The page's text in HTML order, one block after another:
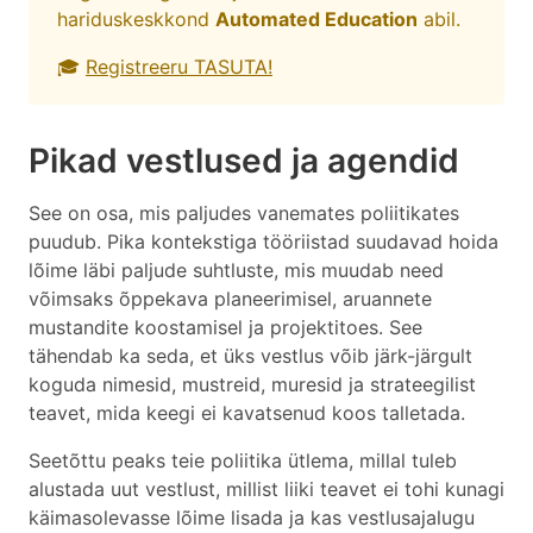
hariduskeskkond Automated Education abil.
🎓 Registreeru TASUTA!
Pikad vestlused ja agendid
See on osa, mis paljudes vanemates poliitikates
puudub. Pika kontekstiga tööriistad suudavad hoida
lõime läbi paljude suhtluste, mis muudab need
võimsaks õppekava planeerimisel, aruannete
mustandite koostamisel ja projektitoes. See
tähendab ka seda, et üks vestlus võib järk-järgult
koguda nimesid, mustreid, muresid ja strateegilist
teavet, mida keegi ei kavatsenud koos talletada.
Seetõttu peaks teie poliitika ütlema, millal tuleb
alustada uut vestlust, millist liiki teavet ei tohi kunagi
käimasolevasse lõime lisada ja kas vestlusajalugu